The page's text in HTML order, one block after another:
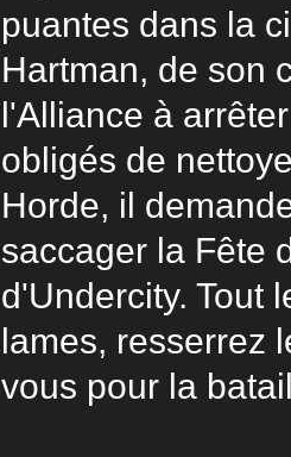
puantes dans la
Hartman, de son
l'Alliance à
obligés de
Horde, il
saccager la Fête
d'Undercity. Tout
lames, resserrez
vous pour la